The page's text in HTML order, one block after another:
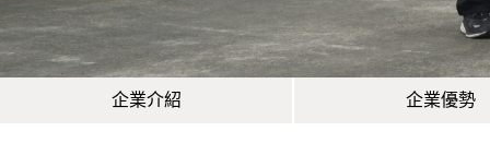
企業介紹 企業優勢